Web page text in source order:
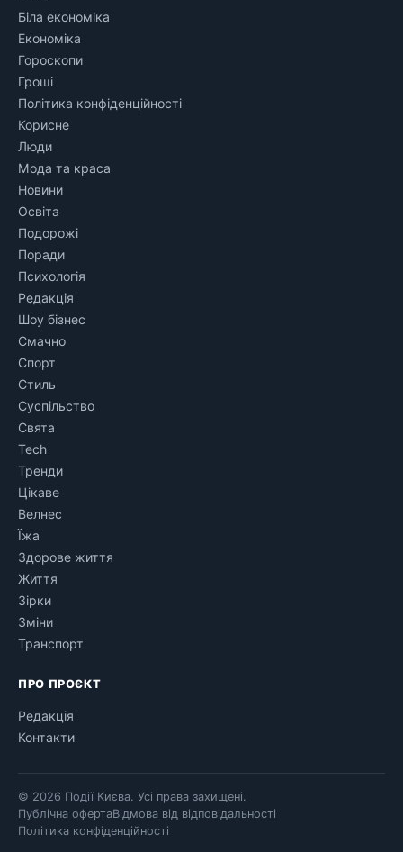
Біла економіка
Економіка
Гороскопи
Гроші
Політика конфіденційності
Корисне
Люди
Мода та краса
Новини
Освіта
Подорожі
Поради
Психологія
Редакція
Шоу бізнес
Смачно
Спорт
Стиль
Суспільство
Свята
Tech
Тренди
Цікаве
Велнес
Їжа
Здорове життя
Життя
Зірки
Зміни
Транспорт
ПРО ПРОЄКТ
Редакція
Контакти
© 2026 Події Києва. Усі права захищені.
Публічна офертаВідмова від відповідальності
Політика конфіденційності